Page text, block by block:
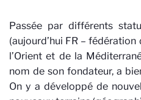
Passée par différents
(aujourd’hui FR –
l’Orient et de la
nom de son fondateur, a
On y a développé de